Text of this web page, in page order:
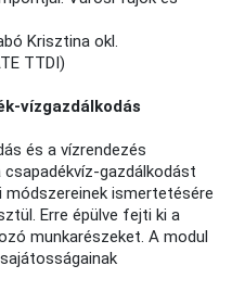
Krisztina okl.
TTDI)
vízgazdálkodás
és a vízrendezés
gazdálkodást
ismertetésére
Erre épülve fejti ki a
munkarészeket. A modul